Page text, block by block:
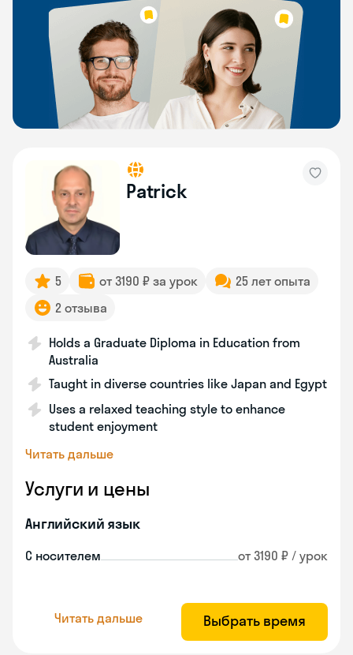
Patrick
5 от 3190 ₽ за урок
25 лет опыта
2 отзыва
Holds a Graduate Diploma in Education from
Australia
Taught in diverse countries like Japan and Egypt
Uses a relaxed teaching style to enhance
student enjoyment
Читать дальше
Услуги и цены
Английский язык
С носителем от 3190 ₽ / урок
Читать дальше Выбрать время